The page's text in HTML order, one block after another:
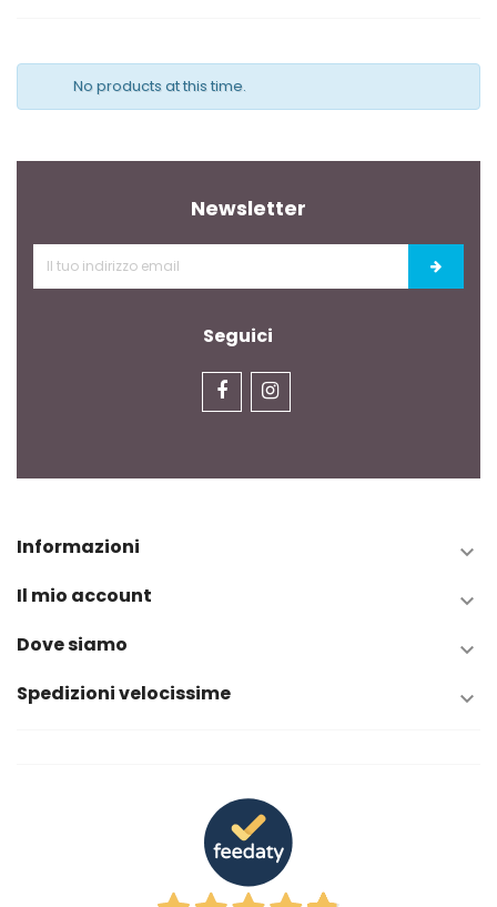
No products at this time.
Newsletter
Seguici
Informazioni 
Il mio account 
Dove siamo 
Spedizioni velocissime 